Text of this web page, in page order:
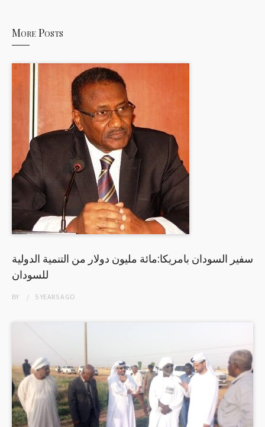
More Posts
سفير السودان بامريكا:مائة مليون دولار من التنمية الدولية
للسودان
BY 5 YEARSAGO